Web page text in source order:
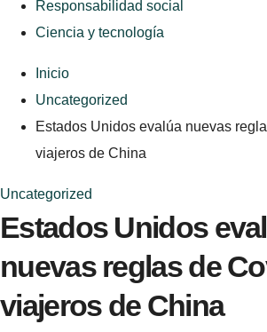
Responsabilidad social
Ciencia y tecnología
Inicio
Uncategorized
Estados Unidos evalúa nuevas
viajeros de China
Uncategorized
Estados Unidos
nuevas reglas de
viajeros de China